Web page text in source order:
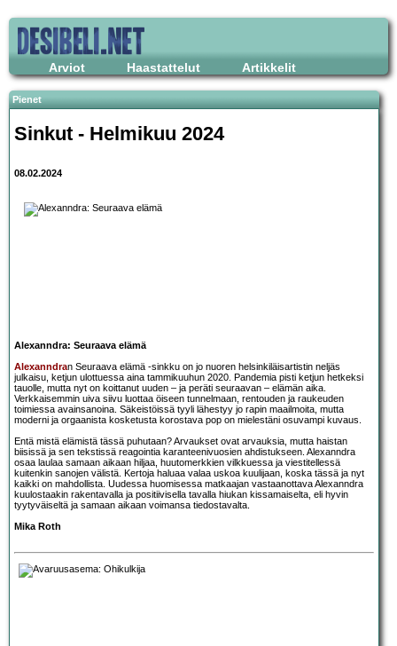
Arviot Haastattelut Artikkelit
Pienet
Sinkut - Helmikuu 2024
08.02.2024
Alexanndra: Seuraava elämä
Alexanndran Seuraava elämä -sinkku on jo nuoren helsinkiläisartistin neljäs
julkaisu, ketjun ulottuessa aina tammikuuhun 2020. Pandemia pisti ketjun hetkeksi
tauolle, mutta nyt on koittanut uuden – ja peräti seuraavan – elämän aika.
Verkkaisemmin uiva siivu luottaa öiseen tunnelmaan, rentouden ja raukeuden
toimiessa avainsanoina. Säkeistöissä tyyli lähestyy jo rapin maailmoita, mutta
moderni ja orgaanista kosketusta korostava pop on mielestäni osuvampi kuvaus.
Entä mistä elämistä tässä puhutaan? Arvaukset ovat arvauksia, mutta haistan
biisissä ja sen tekstissä reagointia karanteenivuosien ahdistukseen. Alexanndra
osaa laulaa samaan aikaan hiljaa, huutomerkkien vilkkuessa ja viestitellessä
kuitenkin sanojen välistä. Kertoja haluaa valaa uskoa kuulijaan, koska tässä ja nyt
kaikki on mahdollista. Uudessa huomisessa matkaajan vastaanottava Alexanndra
kuulostaakin rakentavalla ja positiivisella tavalla hiukan kissamaiselta, eli hyvin
tyytyväiseltä ja samaan aikaan voimansa tiedostavalta.
Mika Roth